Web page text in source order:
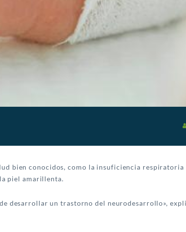
bien conocidos, como la insuficiencia
piel amarillenta.
desarrollar un trastorno del neurodesarrollo»,